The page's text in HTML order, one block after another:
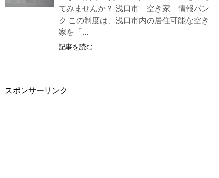
てみませんか？ 浅口市 空き家 情報バン
ク この制度は、浅口市内の居住可能な空き
家を「...
記事を読む
スポンサーリンク